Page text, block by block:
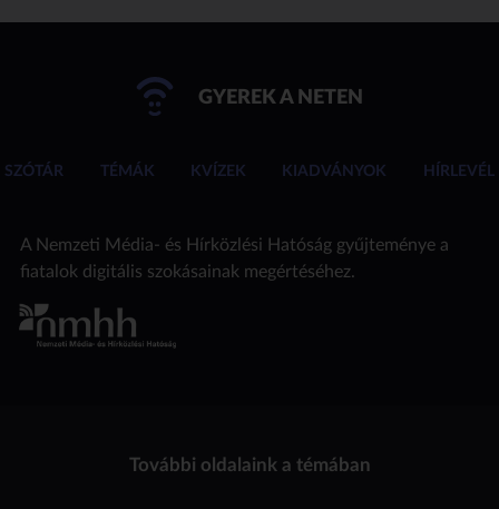
GYEREK A NETEN
SZÓTÁR TÉMÁK KVÍZEK KIADVÁNYOK HÍRLEVÉL
A Nemzeti Média- és Hírközlési Hatóság gyűjteménye a
fiatalok digitális szokásainak megértéséhez.
További oldalaink a témában